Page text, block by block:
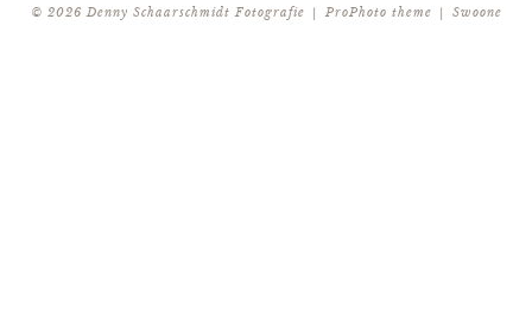
© 2026 Denny Schaarschmidt Fotografie | ProPhoto theme | Swoone